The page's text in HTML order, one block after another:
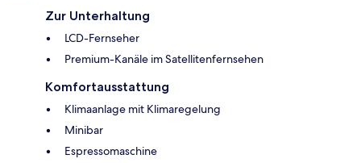
Zur Unterhaltung
LCD-Fernseher
Premium-Kanäle im Satellitenfernsehen
Komfortausstattung
Klimaanlage mit Klimaregelung
Minibar
Espressomaschine